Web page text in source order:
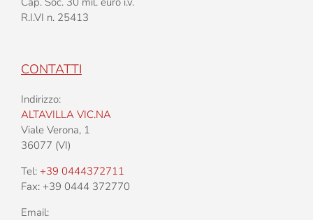
R.I.VI n. 25413
CONTATTI
Indirizzo:
ALTAVILLA VIC.NA
Viale Verona, 1
36077 (VI)
Tel: +39 0444372711
Fax: +39 0444 372770
Email: